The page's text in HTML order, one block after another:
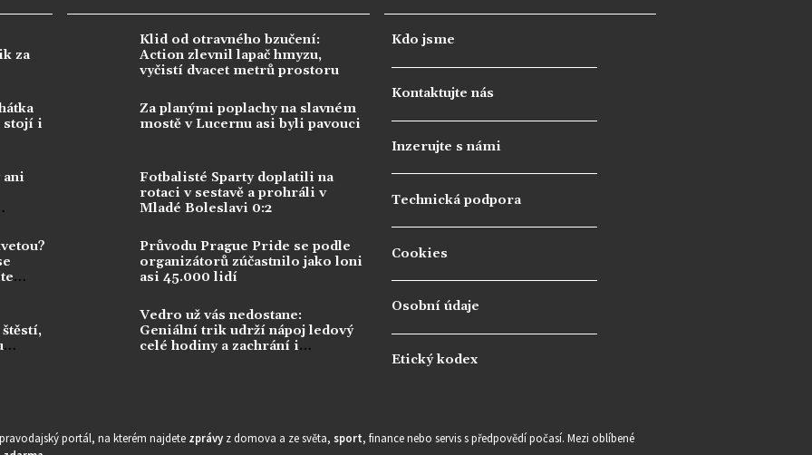
za
stojí i
ani
Klid od otravného bzučení:
Action zlevnil lapač hmyzu,
vyčistí dvacet metrů prostoru
Za planými poplachy na slavném
mostě v Lucernu asi byli pavouci
Fotbalisté Sparty doplatili na
rotaci v sestavě a prohráli v
Mladé Boleslavi 0:2
Průvodu Prague Pride se podle
organizátorů zúčastnilo jako loni
asi 45.000 lidí
Vedro už vás nedostane:
Geniální trik udrží nápoj ledový
celé hodiny a zachrání i
Kdo jsme
Kontaktujte nás
Inzerujte s námi
Technická podpora
Cookies
Osobní údaje
Etický kodex
portál, na kterém najdete zprávy z domova a ze světa, sport, finance nebo servis s předpovědí počasí. Mezi oblíbené